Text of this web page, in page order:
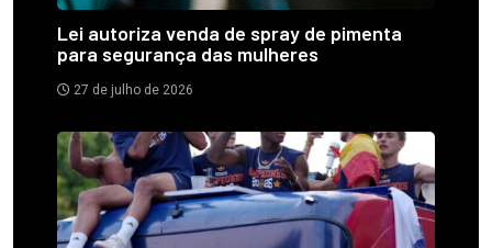
Lei autoriza venda de spray de pimenta
para segurança das mulheres
27 de julho de 2026